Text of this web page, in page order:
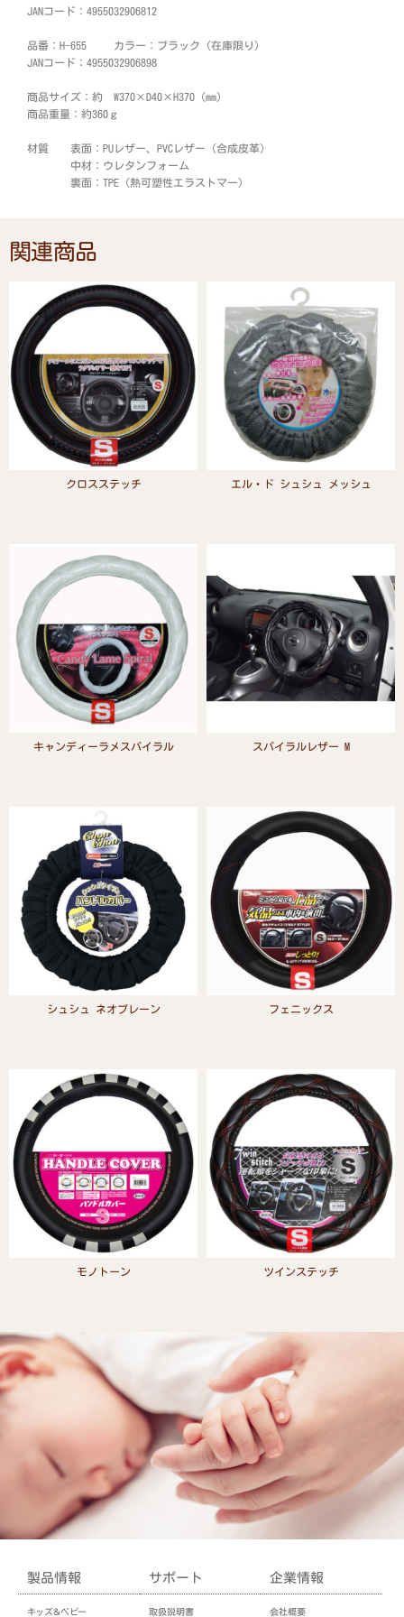
JANコード：4955032906812
品番：H-655 カラー：ブラック（在庫限り）
JANコード：4955032906898
商品サイズ：約 W370×D40×H370 (mm)
商品重量：約360ｇ
材質 表面：PUレザー、PVCレザー（合成皮革）
中材：ウレタンフォーム
裏面：TPE（熱可塑性エラストマー）
関連商品
クロスステッチ エル・ド シュシュ メッシュ
キャンディーラメスパイラル スパイラルレザー M
シュシュ ネオプレーン フェニックス
モノトーン ツインステッチ
製品情報
キッズ＆ベビー
サポート
取扱説明書
企業情報
会社概要